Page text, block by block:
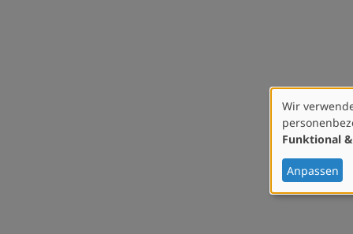
Verwendung
von
Daten
und
Cookies
Wir
Funktional
Anpassen